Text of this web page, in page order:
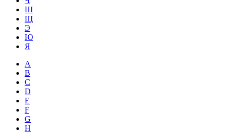
Ш
Щ
Э
Ю
Я
A
B
C
D
E
F
G
H